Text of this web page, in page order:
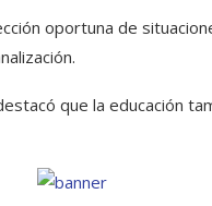
oportuna de
que la educación